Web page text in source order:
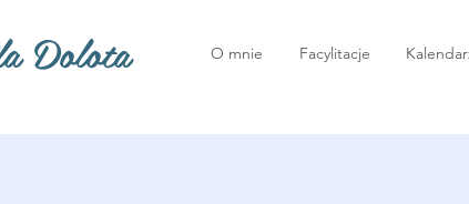
Dolota O mnie Facylitacje